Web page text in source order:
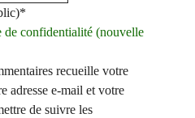
de confidentialité (nouvelle
recueille votre
adresse e-mail et votre
de suivre les